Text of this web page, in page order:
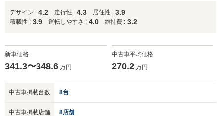
デザイン : 4.2 走行性 : 4.3 居住性 : 3.9
積載性 : 3.9 運転しやすさ : 4.0 維持費 : 3.2
新車価格
341.3〜348.6 万円
中古車平均価格
270.2万円
中古車掲載台数 8台
中古車掲載店舗 8店舗